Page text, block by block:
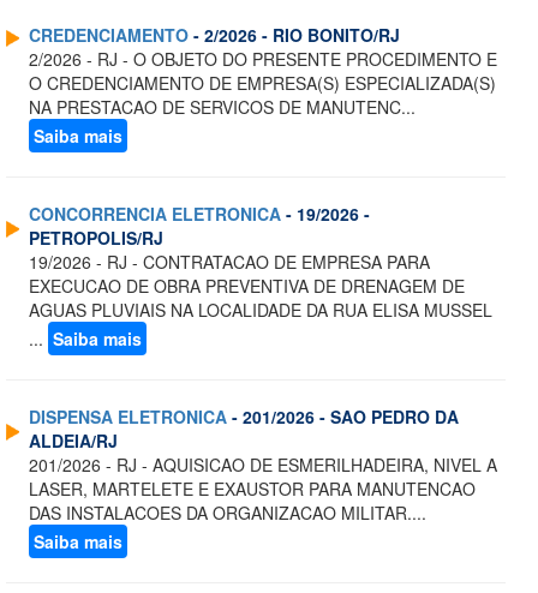
CREDENCIAMENTO - 2/2026 - RIO BONITO/RJ
2/2026 - RJ - O OBJETO DO PRESENTE PROCEDIMENTO E
O CREDENCIAMENTO DE EMPRESA(S) ESPECIALIZADA(S)
NA PRESTACAO DE SERVICOS DE MANUTENC...
Saiba mais
CONCORRENCIA ELETRONICA - 19/2026 -
PETROPOLIS/RJ
19/2026 - RJ - CONTRATACAO DE EMPRESA PARA
EXECUCAO DE OBRA PREVENTIVA DE DRENAGEM DE
AGUAS PLUVIAIS NA LOCALIDADE DA RUA ELISA MUSSEL
... Saiba mais
DISPENSA ELETRONICA - 201/2026 - SAO PEDRO DA
ALDEIA/RJ
201/2026 - RJ - AQUISICAO DE ESMERILHADEIRA, NIVEL A
LASER, MARTELETE E EXAUSTOR PARA MANUTENCAO
DAS INSTALACOES DA ORGANIZACAO MILITAR....
Saiba mais